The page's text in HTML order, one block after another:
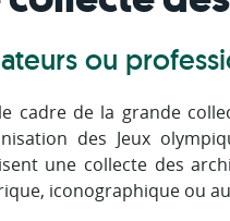
ou
cadre de la grande
des Jeux
une collecte des
iconographique ou